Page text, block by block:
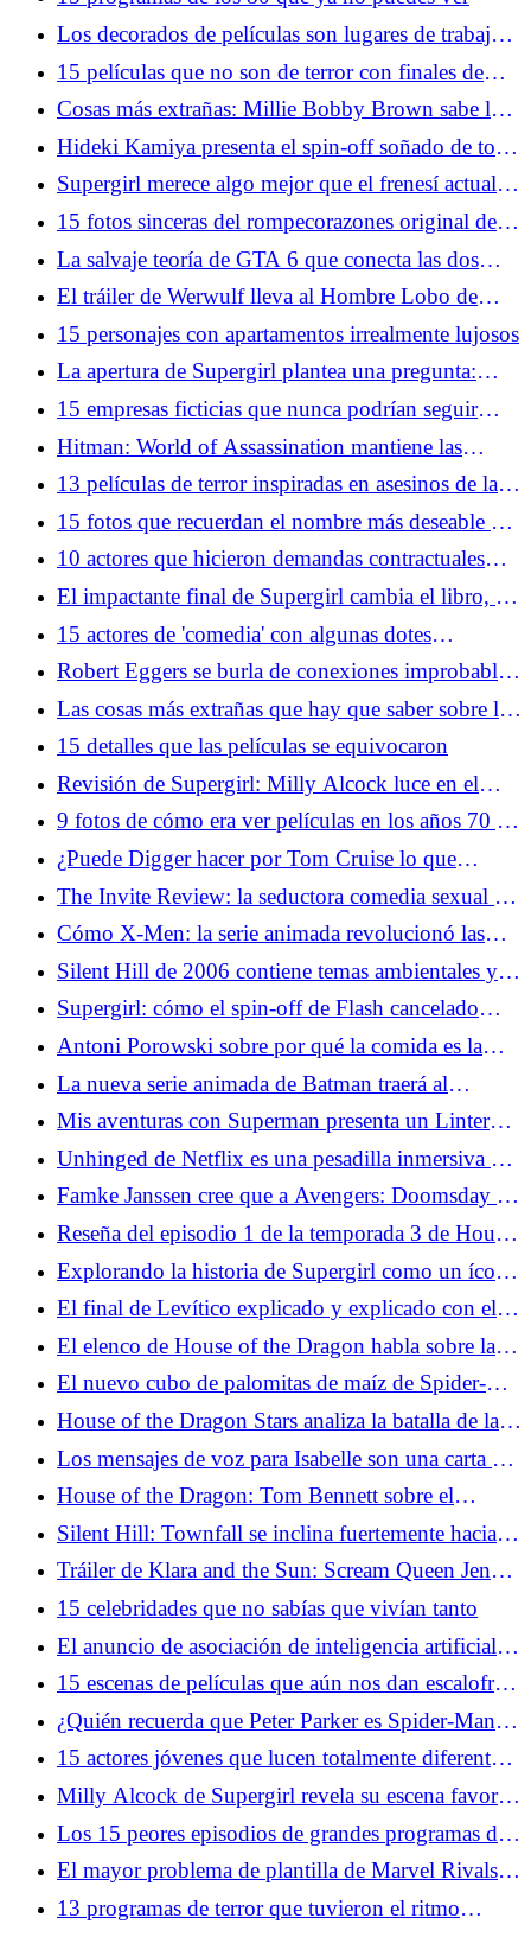
Los decorados de películas son lugares de trabajo,
no moleste a los empleados
15 películas que no son de terror con finales de
película de terror
Cosas más extrañas: Millie Bobby Brown sabe lo
que les pasó a Eleven y nosotros nunca lo
sabremos
Hideki Kamiya presenta el spin-off soñado de todo
fanático de Resident Evil
Supergirl merece algo mejor que el frenesí actual
de los medios
15 fotos sinceras del rompecorazones original de
Hollywood
La salvaje teoría de GTA 6 que conecta las dos
franquicias más importantes de Rockstar
El tráiler de Werwulf lleva al Hombre Lobo de
regreso a sus raíces anteriores a la Ilustración
15 personajes con apartamentos irrealmente lujosos
La apertura de Supergirl plantea una pregunta:
¿Qué superhéroes aún pueden gobernar la taquilla?
15 empresas ficticias que nunca podrían seguir
funcionando en el mundo real
Hitman: World of Assassination mantiene las
sorpresas cinco años después
13 películas de terror inspiradas en asesinos de la
vida real
15 fotos que recuerdan el nombre más deseable de
Hollywood
10 actores que hicieron demandas contractuales
especialmente únicas
El impactante final de Supergirl cambia el libro, el
personaje y las obras
15 actores de 'comedia' con algunas dotes
dramáticas serias
Robert Eggers se burla de conexiones improbables
entre The Northman y Werwulf
Las cosas más extrañas que hay que saber sobre los
extraterrestres, según los teóricos de la conspiración
15 detalles que las películas se equivocaron
Revisión de Supergirl: Milly Alcock luce en el
mashup occidental de Uneven Space
9 fotos de cómo era ver películas en los años 70 y
90 Años 80
¿Puede Digger hacer por Tom Cruise lo que
Birdman hizo por Michael Keaton?
The Invite Review: la seductora comedia sexual de
Olivia Wilde es el evento del verano
Cómo X-Men: la serie animada revolucionó las
adaptaciones de superhéroes
Silent Hill de 2006 contiene temas ambientales y
políticos sorprendentemente relevantes
Supergirl: cómo el spin-off de Flash cancelado
llevó a Maid of Might a la pantalla
Antoni Porowski sobre por qué la comida es la
conexión humana definitiva
La nueva serie animada de Batman traerá al
Caballero Oscuro más extremo a la televisión
Mis aventuras con Superman presenta un Linterna
Verde muy diferente
Unhinged de Netflix es una pesadilla inmersiva de
invasión del hogar
Famke Janssen cree que a Avengers: Doomsday le
falta un elemento básico de X-Men
Reseña del episodio 1 de la temporada 3 de House
of the Dragon: Por la garganta
Explorando la historia de Supergirl como un ícono
queer improbable
El final de Levítico explicado y explicado con el
director
El elenco de House of the Dragon habla sobre la
brutal muerte del estreno de la temporada 3
El nuevo cubo de palomitas de maíz de Spider-
Man está recibiendo el tratamiento de dunas
House of the Dragon Stars analiza la batalla de la
garganta de la temporada 3
Los mensajes de voz para Isabelle son una carta de
amor para curarse del duelo
House of the Dragon: Tom Bennett sobre el
momento Ulf que lo explicó todo
Silent Hill: Townfall se inclina fuertemente hacia la
melancolía y estamos aquí para ello
Tráiler de Klara and the Sun: Scream Queen Jenna
Ortega prueba la ciencia ficción en la película
retrasada de Taika Waititi
15 celebridades que no sabías que vivían tanto
El anuncio de asociación de inteligencia artificial
de Google y A24 no está cayendo bien
15 escenas de películas que aún nos dan escalofríos
cada vez que las vemos
¿Quién recuerda que Peter Parker es Spider-Man
en Brand New Day?
15 actores jóvenes que lucen totalmente diferentes
ahora
Milly Alcock de Supergirl revela su escena favorita
de los cómics de Woman of Tomorrow
Los 15 peores episodios de grandes programas de
televisión
El mayor problema de plantilla de Marvel Rivals
no son los mutantes, sino el equilibrio de roles
13 programas de terror que tuvieron el ritmo